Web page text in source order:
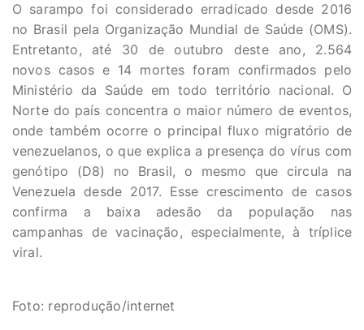
O sarampo foi considerado erradicado desde 2016
no Brasil pela Organização Mundial de Saúde (OMS).
Entretanto, até 30 de outubro deste ano, 2.564
novos casos e 14 mortes foram confirmados pelo
Ministério da Saúde em todo território nacional. O
Norte do país concentra o maior número de eventos,
onde também ocorre o principal fluxo migratório de
venezuelanos, o que explica a presença do vírus com
genótipo (D8) no Brasil, o mesmo que circula na
Venezuela desde 2017. Esse crescimento de casos
confirma a baixa adesão da população nas
campanhas de vacinação, especialmente, à tríplice
viral.
Foto: reprodução/internet